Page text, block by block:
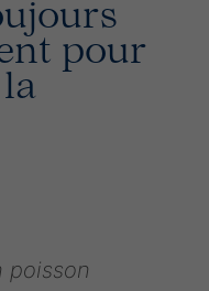
pour
poisson